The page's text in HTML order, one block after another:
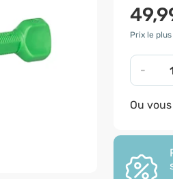
Prix le
-
Ou